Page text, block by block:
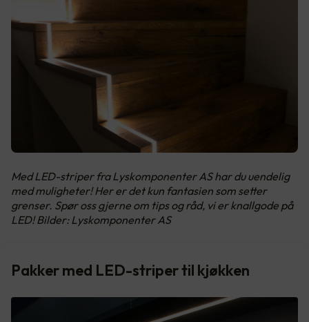
Med LED-striper fra Lyskomponenter AS har du uendelig
med muligheter! Her er det kun fantasien som setter
grenser. Spør oss gjerne om tips og råd, vi er knallgode på
LED! Bilder: Lyskomponenter AS
Pakker med LED-striper til kjøkken